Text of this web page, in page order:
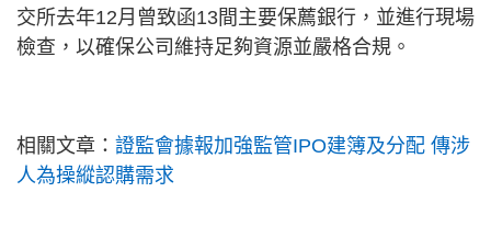
交所去年12月曾致函13間主要保薦銀行，並進行現場
檢查，以確保公司維持足夠資源並嚴格合規。
相關文章： 證監會據報加強監管IPO建簿及分配 傳涉
人為操縱認購需求